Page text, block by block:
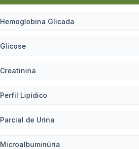
Hemoglobina Glicada
Glicose
Creatinina
Perfil Lipídico
Parcial de Urina
Microalbuminúria